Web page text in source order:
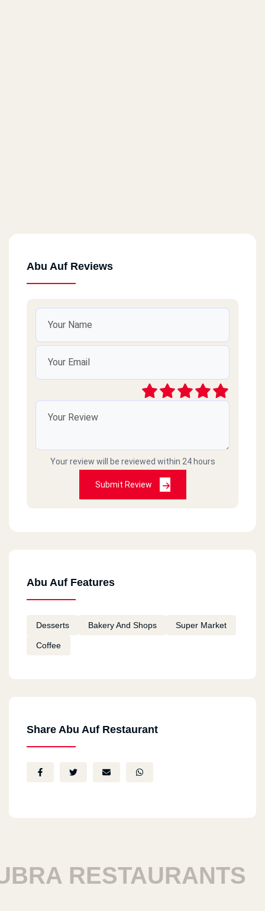
Abu Auf Reviews
Your review will be reviewed within 24 hours
Submit Review
Abu Auf Features
Desserts Bakery And Shops Super Market
Coffee
Share Abu Auf Restaurant
RESTAURANTS